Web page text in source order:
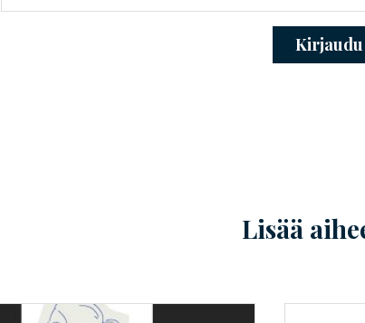
Kirjaudu
Lisää